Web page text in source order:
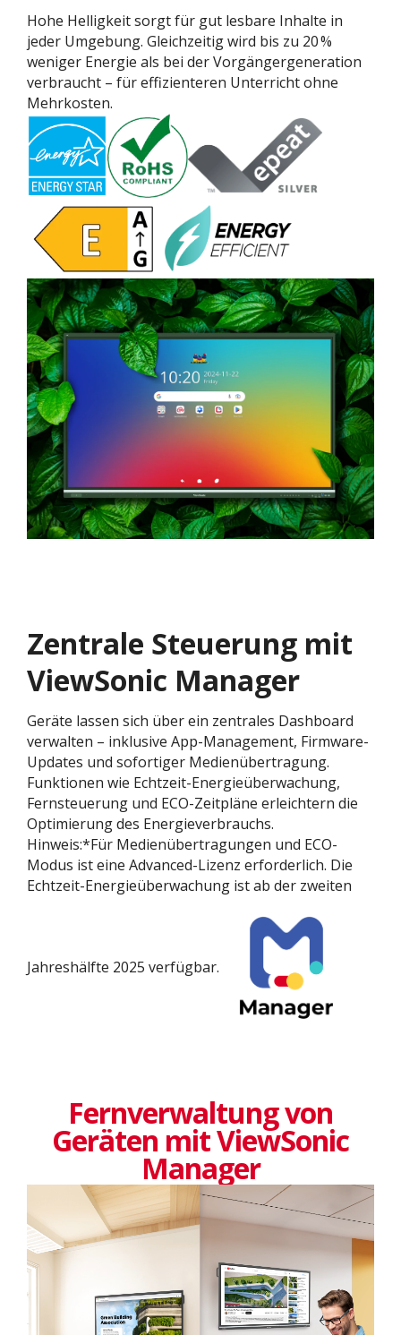
Hohe Helligkeit sorgt für gut lesbare Inhalte in
jeder Umgebung. Gleichzeitig wird bis zu 20 %
weniger Energie als bei der Vorgängergeneration
verbraucht – für effizienteren Unterricht ohne
Mehrkosten.
Zentrale Steuerung mit
ViewSonic Manager
Geräte lassen sich über ein zentrales Dashboard
verwalten – inklusive App-Management, Firmware-
Updates und sofortiger Medienübertragung.
Funktionen wie Echtzeit-Energieüberwachung,
Fernsteuerung und ECO-Zeitpläne erleichtern die
Optimierung des Energieverbrauchs.
Hinweis:*Für Medienübertragungen und ECO-
Modus ist eine Advanced-Lizenz erforderlich. Die
Echtzeit-Energieüberwachung ist ab der zweiten
Jahreshälfte 2025 verfügbar.
Fernverwaltung von
Geräten mit ViewSonic
Manager